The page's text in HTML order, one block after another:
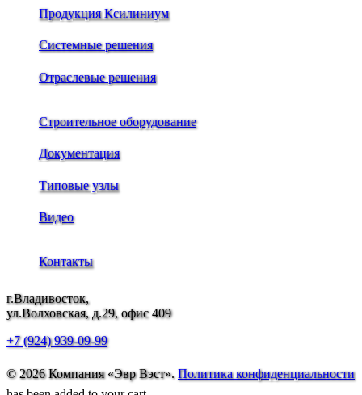
Продукция Ксилиниум
Системные решения
Отраслевые решения
Строительное оборудование
Документация
Типовые узлы
Видео
Контакты
г.Владивосток,
ул.Волховская, д.29, офис 409
+7 (924) 939-09-99
© 2026 Компания «Эвр Вэст». Политика конфиденциальности